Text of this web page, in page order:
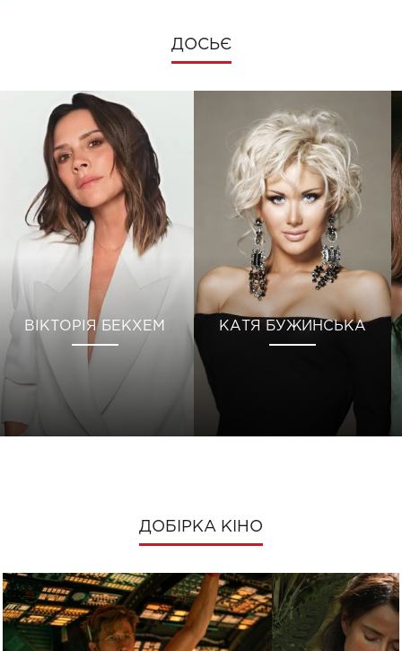
ДОСЬЄ
ВІКТОРІЯ БЕКХЕМ КАТЯ БУЖИНСЬКА
ДОБІРКА КІНО